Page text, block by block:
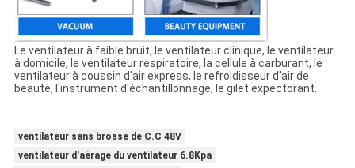
Le ventilateur à faible bruit, le ventilateur clinique, le ventilateur
à domicile, le ventilateur respiratoire, la cellule à carburant, le
ventilateur à coussin d'air express, le refroidisseur d'air de
beauté, l'instrument d'échantillonnage, le gilet expectorant.
ventilateur sans brosse de C.C 48V
ventilateur d'aérage du ventilateur 6.8Kpa